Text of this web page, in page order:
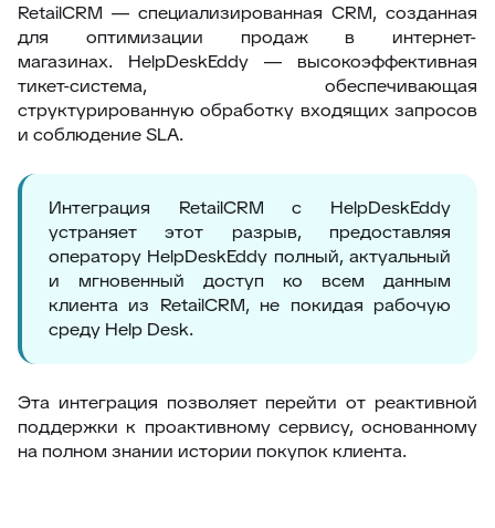
RetailCRM — специализированная CRM, созданная
для оптимизации продаж в интернет-
магазинах. HelpDeskEddy — высокоэффективная
тикет-система, обеспечивающая
структурированную обработку входящих запросов
и соблюдение SLA.
Интеграция RetailCRM с HelpDeskEddy
устраняет этот разрыв, предоставляя
оператору HelpDeskEddy полный, актуальный
и мгновенный доступ ко всем данным
клиента из RetailCRM, не покидая рабочую
среду Help Desk.
Эта интеграция позволяет перейти от реактивной
поддержки к проактивному сервису, основанному
на полном знании истории покупок клиента.